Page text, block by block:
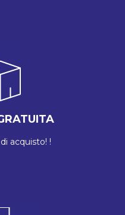
acquisto! !